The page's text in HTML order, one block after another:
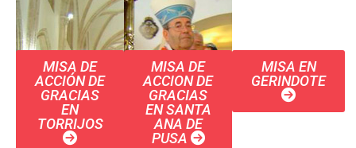
MISA DE
ACCIÓN DE
GRACIAS
EN
TORRIJOS
MISA DE
ACCION DE
GRACIAS
EN SANTA
ANA DE
PUSA
MISA EN
GERINDOTE